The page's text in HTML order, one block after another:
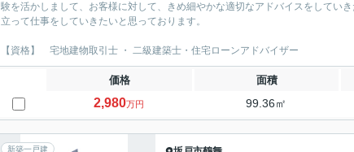
験を活かしまして、お客様に対して、きめ細やかな適切なアドバイスをしてい
立って仕事をしていきたいと思っております。
【資格】 宅地建物取引士 ・ 二級建築士・住宅ローンアドバイザー
価格 面積
2,980万円 99.36㎡
新築一戸建